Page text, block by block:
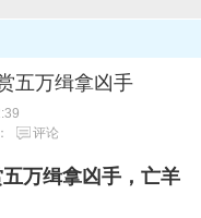
五万缉拿凶手
评论
万缉拿凶手，亡羊